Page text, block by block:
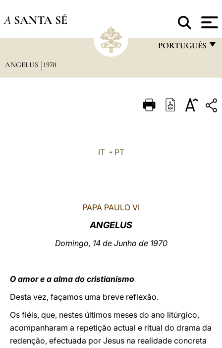
A SANTA SÉ
PORTUGUÊS
ITALIANO
LATINE
ANGELUS 1970
IT- PT
PAPA PAULO VI
ANGELUS
Domingo, 14 de Junho de 1970
O amor e a alma do cristianismo
Desta vez, façamos uma breve reflexão.
Os fiéis, que, nestes últimos meses do ano litúrgico,
acompanharam a repetição actual e ritual do drama da
redenção, efectuada por Jesus na realidade concreta